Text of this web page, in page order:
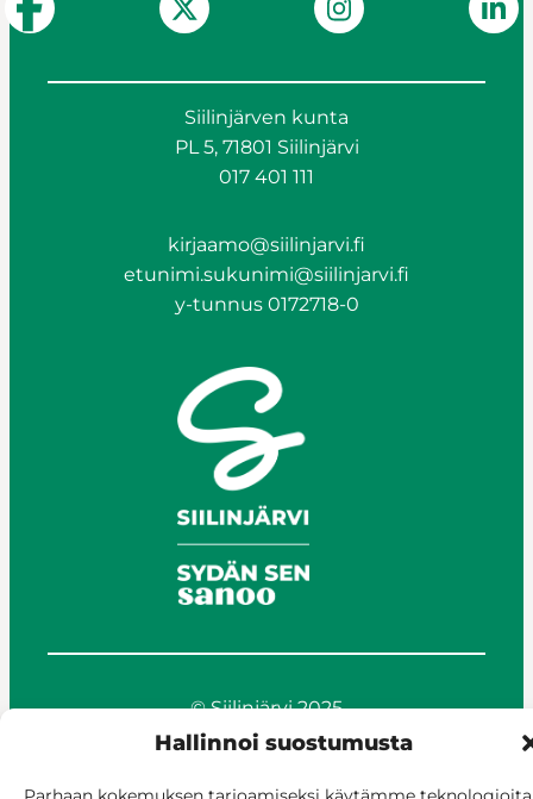
Hallinnoi suostumusta
Siilinjärven kunta
PL 5, 71801 Siilinjärvi
017 401 111
kirjaamo@siilinjarvi.fi
etunimi.sukunimi@siilinjarvi.fi
y-tunnus 0172718-0
© Siilinjärvi 2025
Anna palautetta